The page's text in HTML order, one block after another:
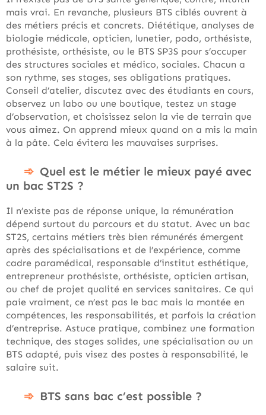
mais vrai. En revanche, plusieurs BTS ciblés ouvrent à
des métiers précis et concrets. Diététique, analyses de
biologie médicale, opticien, lunetier, podo, orthésiste,
prothésiste, orthésiste, ou le BTS SP3S pour s’occuper
des structures sociales et médico, sociales. Chacun a
son rythme, ses stages, ses obligations pratiques.
Conseil d’atelier, discutez avec des étudiants en cours,
observez un labo ou une boutique, testez un stage
d’observation, et choisissez selon la vie de terrain que
vous aimez. On apprend mieux quand on a mis la main
à la pâte. Cela évitera les mauvaises surprises.
Quel est le métier le mieux payé avec
un bac ST2S ?
Il n’existe pas de réponse unique, la rémunération
dépend surtout du parcours et du statut. Avec un bac
ST2S, certains métiers très bien rémunérés émergent
après des spécialisations et de l’expérience, comme
cadre paramédical, responsable d’institut esthétique,
entrepreneur prothésiste, orthésiste, opticien artisan,
ou chef de projet qualité en services sanitaires. Ce qui
paie vraiment, ce n’est pas le bac mais la montée en
compétences, les responsabilités, et parfois la création
d’entreprise. Astuce pratique, combinez une formation
technique, des stages solides, une spécialisation ou un
BTS adapté, puis visez des postes à responsabilité, le
salaire suit.
BTS sans bac c’est possible ?